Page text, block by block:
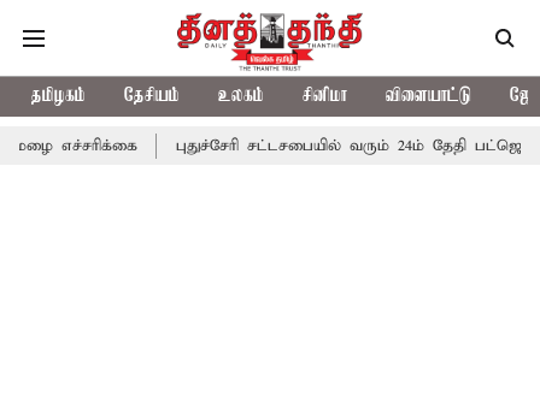
தமிழகம் தேசியம் உலகம் சினிமா விளையாட்டு
புதுச்சேரி சட்டசபையில் வரும் 24ம் தேதி பட்ஜெட் தாக்கல்